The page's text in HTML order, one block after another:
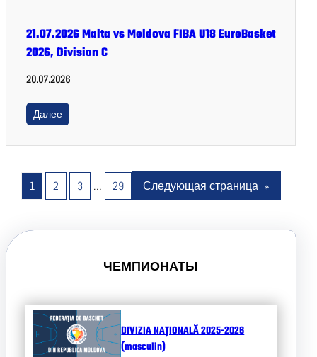
21.07.2026 Malta vs Moldova FIBA U18 EuroBasket
2026, Division C
20.07.2026
Далее
1 2 3 … 29 Следующая страница »
ЧЕМПИОНАТЫ
DIVIZIA NAȚIONALĂ 2025-2026
(masculin)